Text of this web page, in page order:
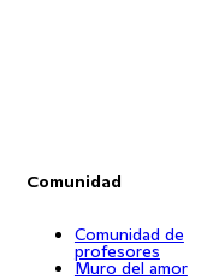
Comunidad
Comunidad de
profesores
Muro del amor